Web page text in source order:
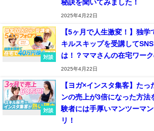
秘訣を聞いてみました！
2025年4月22日
対談
【5ヶ月で人生激変！】独
キルスキップを受講して
は！？ママさんの在宅ワー
2025年4月22日
対談
【ヨガ×インスタ集客】た
ンの売上が3倍になった方法
験者には手厚いマンツーマ
リ！